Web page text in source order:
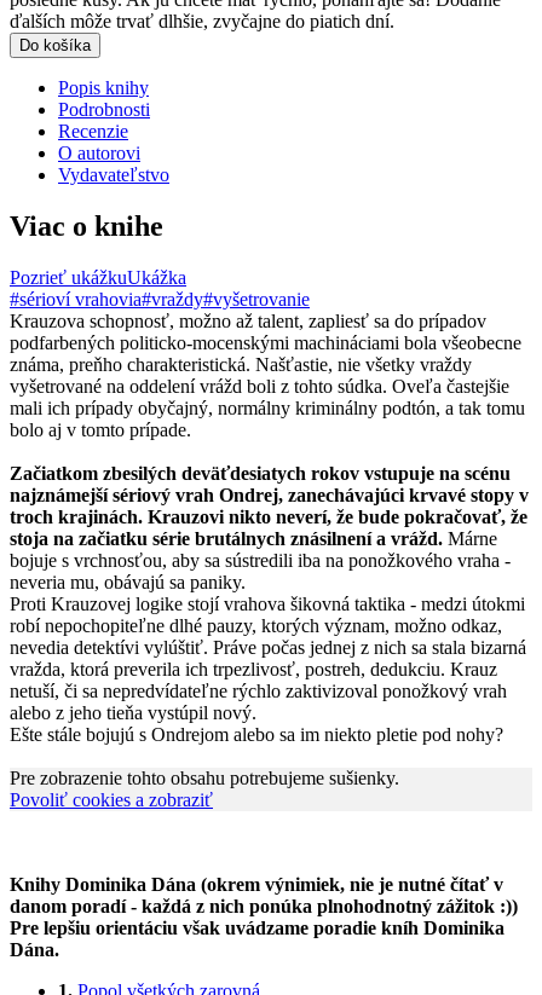
ďalších môže trvať dlhšie, zvyčajne do piatich dní.
Do košíka
Popis knihy
Podrobnosti
Recenzie
O autorovi
Vydavateľstvo
Viac o knihe
Pozrieť ukážkuUkážka
#sérioví vrahovia#vraždy#vyšetrovanie
Krauzova schopnosť, možno až talent, zapliesť sa do prípadov
podfarbených politicko-mocenskými machináciami bola všeobecne
známa, preňho charakteristická. Našťastie, nie všetky vraždy
vyšetrované na oddelení vrážd boli z tohto súdka. Oveľa častejšie
mali ich prípady obyčajný, normálny kriminálny podtón, a tak tomu
bolo aj v tomto prípade.
Začiatkom zbesilých deväťdesiatych rokov vstupuje na scénu
najznámejší sériový vrah Ondrej, zanechávajúci krvavé stopy v
troch krajinách. Krauzovi nikto neverí, že bude pokračovať, že
stoja na začiatku série brutálnych znásilnení a vrážd. Márne
bojuje s vrchnosťou, aby sa sústredili iba na ponožkového vraha -
neveria mu, obávajú sa paniky.
Proti Krauzovej logike stojí vrahova šikovná taktika - medzi útokmi
robí nepochopiteľne dlhé pauzy, ktorých význam, možno odkaz,
nevedia detektívi vylúštiť. Práve počas jednej z nich sa stala bizarná
vražda, ktorá preverila ich trpezlivosť, postreh, dedukciu. Krauz
netuší, či sa nepredvídateľne rýchlo zaktivizoval ponožkový vrah
alebo z jeho tieňa vystúpil nový.
Ešte stále bojujú s Ondrejom alebo sa im niekto pletie pod nohy?
Pre zobrazenie tohto obsahu potrebujeme sušienky.
Povoliť cookies a zobraziť
Knihy Dominika Dána (okrem výnimiek, nie je nutné čítať v
danom poradí - každá z nich ponúka plnohodnotný zážitok :))
Pre lepšiu orientáciu však uvádzame poradie kníh Dominika
Dána.
1. Popol všetkých zarovná